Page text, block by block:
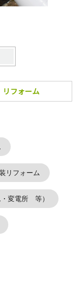
リフォーム
リフォーム
変電所 等）